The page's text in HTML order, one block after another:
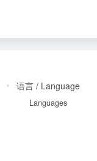
语言 / Language
Languages